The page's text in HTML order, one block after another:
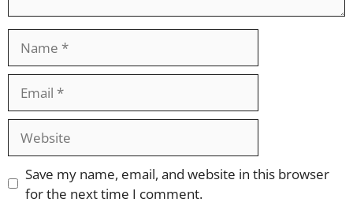
Website
Save my name, email, and website in this browser
for the next time I comment.